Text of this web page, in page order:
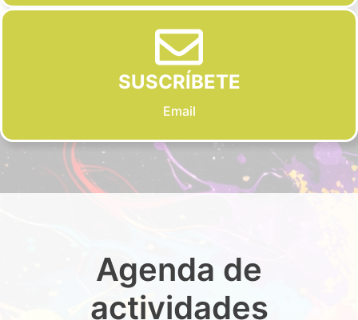
SUSCRÍBETE
Email
Agenda de
actividades